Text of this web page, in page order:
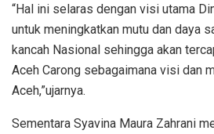
“Hal ini selaras dengan visi utama
untuk meningkatkan mutu dan daya
kancah Nasional sehingga akan
Aceh Carong sebagaimana visi dan
Aceh,”ujarnya.
Sementara Syavina Maura Zahrani